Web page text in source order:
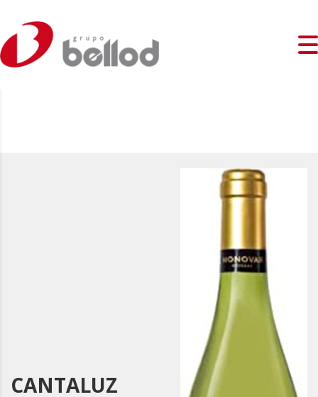
CANTALUZ